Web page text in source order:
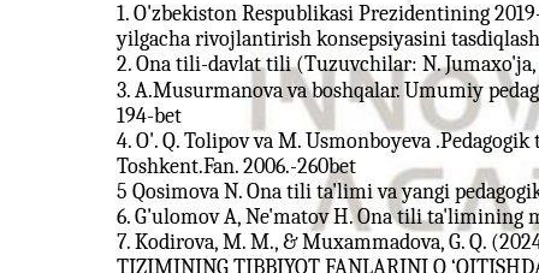
1. O'zbekiston Respublikasi Prezidentining
yilgacha rivojlantirish konsepsiyasini
2. Ona tili-davlat tili (Tuzuvchilar: N. Jumaxo'ja,
3. A.Musurmanova va boshqalar. Umumiy
194-bet
4. O'. Q. Tolipov va M. Usmonboyeva
Toshkent.Fan. 2006.-260bet
5 Qosimova N. Ona tili ta'limi va yangi
6. G'ulomov A, Ne'matov H. Ona tili ta'limining
7. Kodirova, M. M., & Muxammadova, G. Q.
TIZIMINING TIBBIYOT FANLARINI O